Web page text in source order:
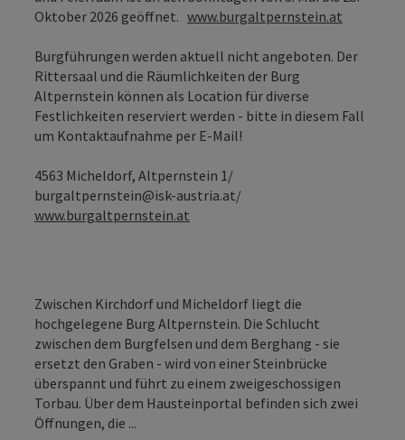
Oktober 2026 geöffnet. www.burgaltpernstein.at
Burgführungen werden aktuell nicht angeboten. Der
Rittersaal und die Räumlichkeiten der Burg
Altpernstein können als Location für diverse
Festlichkeiten reserviert werden - bitte in diesem Fall
um Kontaktaufnahme per E-Mail!
4563 Micheldorf, Altpernstein 1/
burgaltpernstein@isk-austria.at/
www.burgaltpernstein.at
Zwischen Kirchdorf und Micheldorf liegt die
hochgelegene Burg Altpernstein. Die Schlucht
zwischen dem Burgfelsen und dem Berghang - sie
ersetzt den Graben - wird von einer Steinbrücke
überspannt und führt zu einem zweigeschossigen
Torbau. Über dem Hausteinportal befinden sich zwei
Öffnungen, die ...